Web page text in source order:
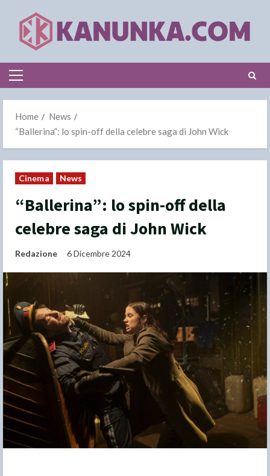
content
Primary
Home
News
“Ballerina”: lo spin-off della celebre saga di John Wick
Cinema News
“Ballerina”: lo spin-off della
celebre saga di John Wick
Redazione 6 Dicembre 2024